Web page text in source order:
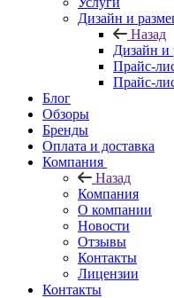
Дизайн и
Назад
Дизайн и
Прайс-
Прайс-
Блог
Обзоры
Бренды
Оплата и доставка
Компания
Назад
Компания
О компании
Новости
Отзывы
Контакты
Лицензии
Контакты